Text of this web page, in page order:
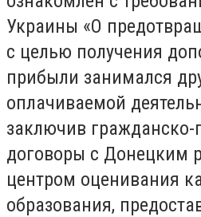
Украины «О
с целью получения
прибыли занимался
оплачиваемой
заключив гражданско-
договоры с Донецким
центром оценивания
образования,